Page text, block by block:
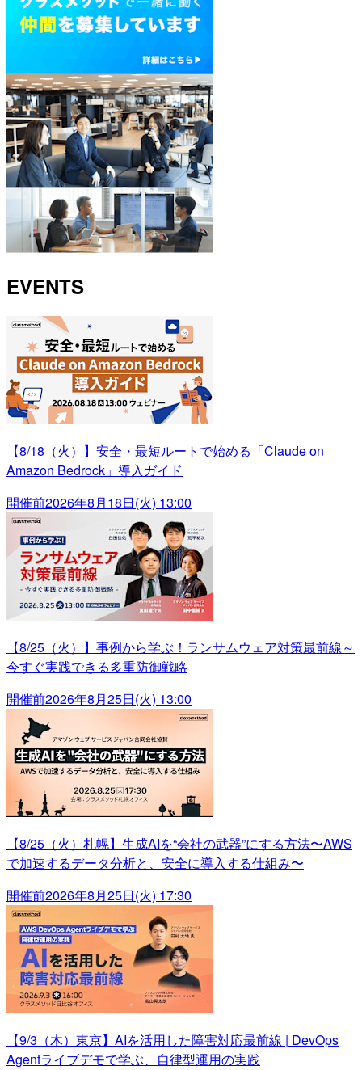
EVENTS
【8/18（火）】安全・最短ルートで始める「Claude on
Amazon Bedrock」導入ガイド
開催前2026年8月18日(火) 13:00
【8/25（火）】事例から学ぶ！ランサムウェア対策最前線～
今すぐ実践できる多重防御戦略
開催前2026年8月25日(火) 13:00
【8/25（火）札幌】生成AIを“会社の武器”にする方法〜AWS
で加速するデータ分析と、安全に導入する仕組み〜
開催前2026年8月25日(火) 17:30
【9/3（木）東京】AIを活用した障害対応最前線 | DevOps
Agentライブデモで学ぶ、自律型運用の実践